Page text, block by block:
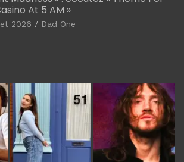
At 5 AM »
2026 Dad One